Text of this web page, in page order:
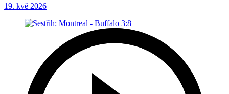
19. kvě 2026